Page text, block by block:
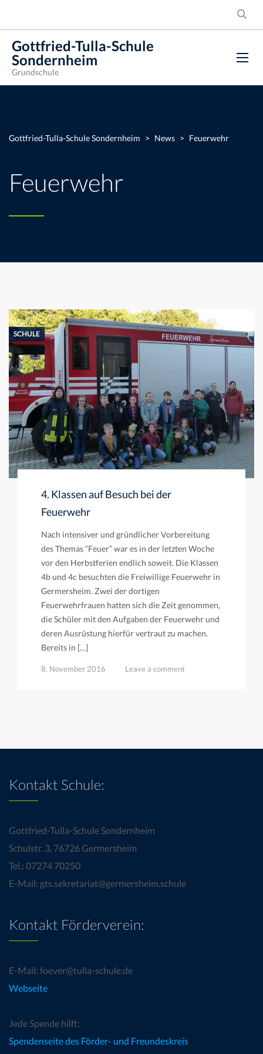
Gottfried-Tulla-Schule
Sondernheim
Grundschule
Gottfried-Tulla-Schule Sondernheim > News > Feuerwehr
Feuerwehr
SCHULE
4. Klassen auf Besuch bei der
Feuerwehr
Nach intensiver und gründlicher Vorbereitung
des Themas “Feuer” war es in der letzten Woche
vor den Herbstferien endlich soweit. Die Klassen
4b und 4c besuchten die Freiwillige Feuerwehr in
Germersheim. Zwei der dortigen
Feuerwehrfrauen hatten sich die Zeit genommen,
die Schüler mit den Aufgaben der Feuerwehr und
deren Ausrüstung hierfür vertraut zu machen.
Bereits in […]
8. November 2016 Leave a comment
Kontakt Schule:
Gottfried-Tulla-Schule Sondernheim
Schulstr. 3, 76726 Germersheim
Tel.: 07274 70250
E-Mail: gts.sekretariat@germersheim.schule
Kontakt Förderverein:
E-Mail: foever@tulla-schule.de
Webseite
Jede Spende hilft:
Spendenseite des Förder- und Freundeskreis